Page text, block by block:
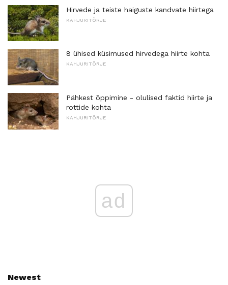
Hirvede ja teiste haiguste kandvate hiirtega
KAHJURITÕRJE
8 ühised küsimused hirvedega hiirte kohta
KAHJURITÕRJE
Pähkest õppimine - olulised faktid hiirte ja
rottide kohta
KAHJURITÕRJE
ad
Newest